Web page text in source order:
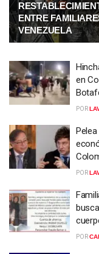
ENTRE
VENEZUELA
en
POR
POR
POR